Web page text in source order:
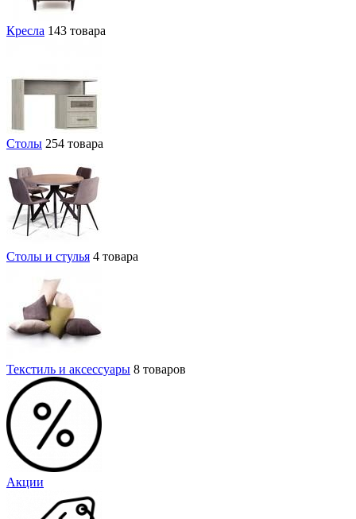
Кресла 143 товара
Столы 254 товара
Столы и стулья 4 товара
Текстиль и аксессуары 8 товаров
Акции